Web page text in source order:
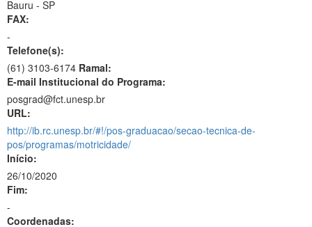
Bauru - SP
FAX:
-
Telefone(s):
(61) 3103-6174 Ramal:
E-mail Institucional do Programa:
posgrad@fct.unesp.br
URL:
http://ib.rc.unesp.br/#!/pos-graduacao/secao-tecnica-de-
pos/programas/motricidade/
Início:
26/10/2020
Fim:
-
Coordenadas: